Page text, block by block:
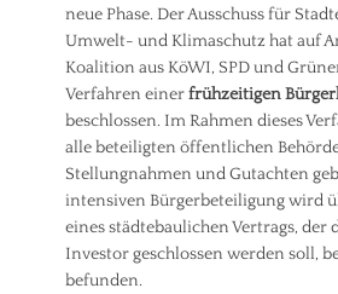
i
c
k
l
u
n
,
U
m
t
t
i
u
n
g
(
i
t
neue Phase. Der Ausschuss für
Umwelt- und Klimaschutz hat auf
Koalition aus KöWI, SPD und
Verfahren einerfrühzeitigen
beschlossen. Im Rahmen dieses
alle beteiligten öffentlichen
Stellungnahmen und Gutachten
intensiven Bürgerbeteiligung wird
eines städtebaulichen Vertrags, der
Investor geschlossen werden soll,
befunden.